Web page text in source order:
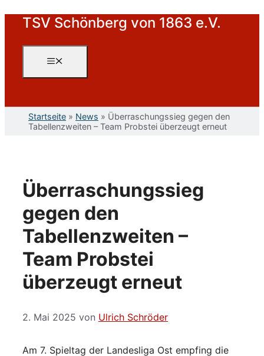
Zum
Inhalt
springen
TSV Schönberg von 1863 e.V.
Menü
Startseite » News » Überraschungssieg gegen den
Tabellenzweiten – Team Probstei überzeugt erneut
Überraschungssieg
gegen den
Tabellenzweiten –
Team Probstei
überzeugt erneut
2. Mai 2025 von Ulrich Schröder
Am 7. Spieltag der Landesliga Ost empfing die